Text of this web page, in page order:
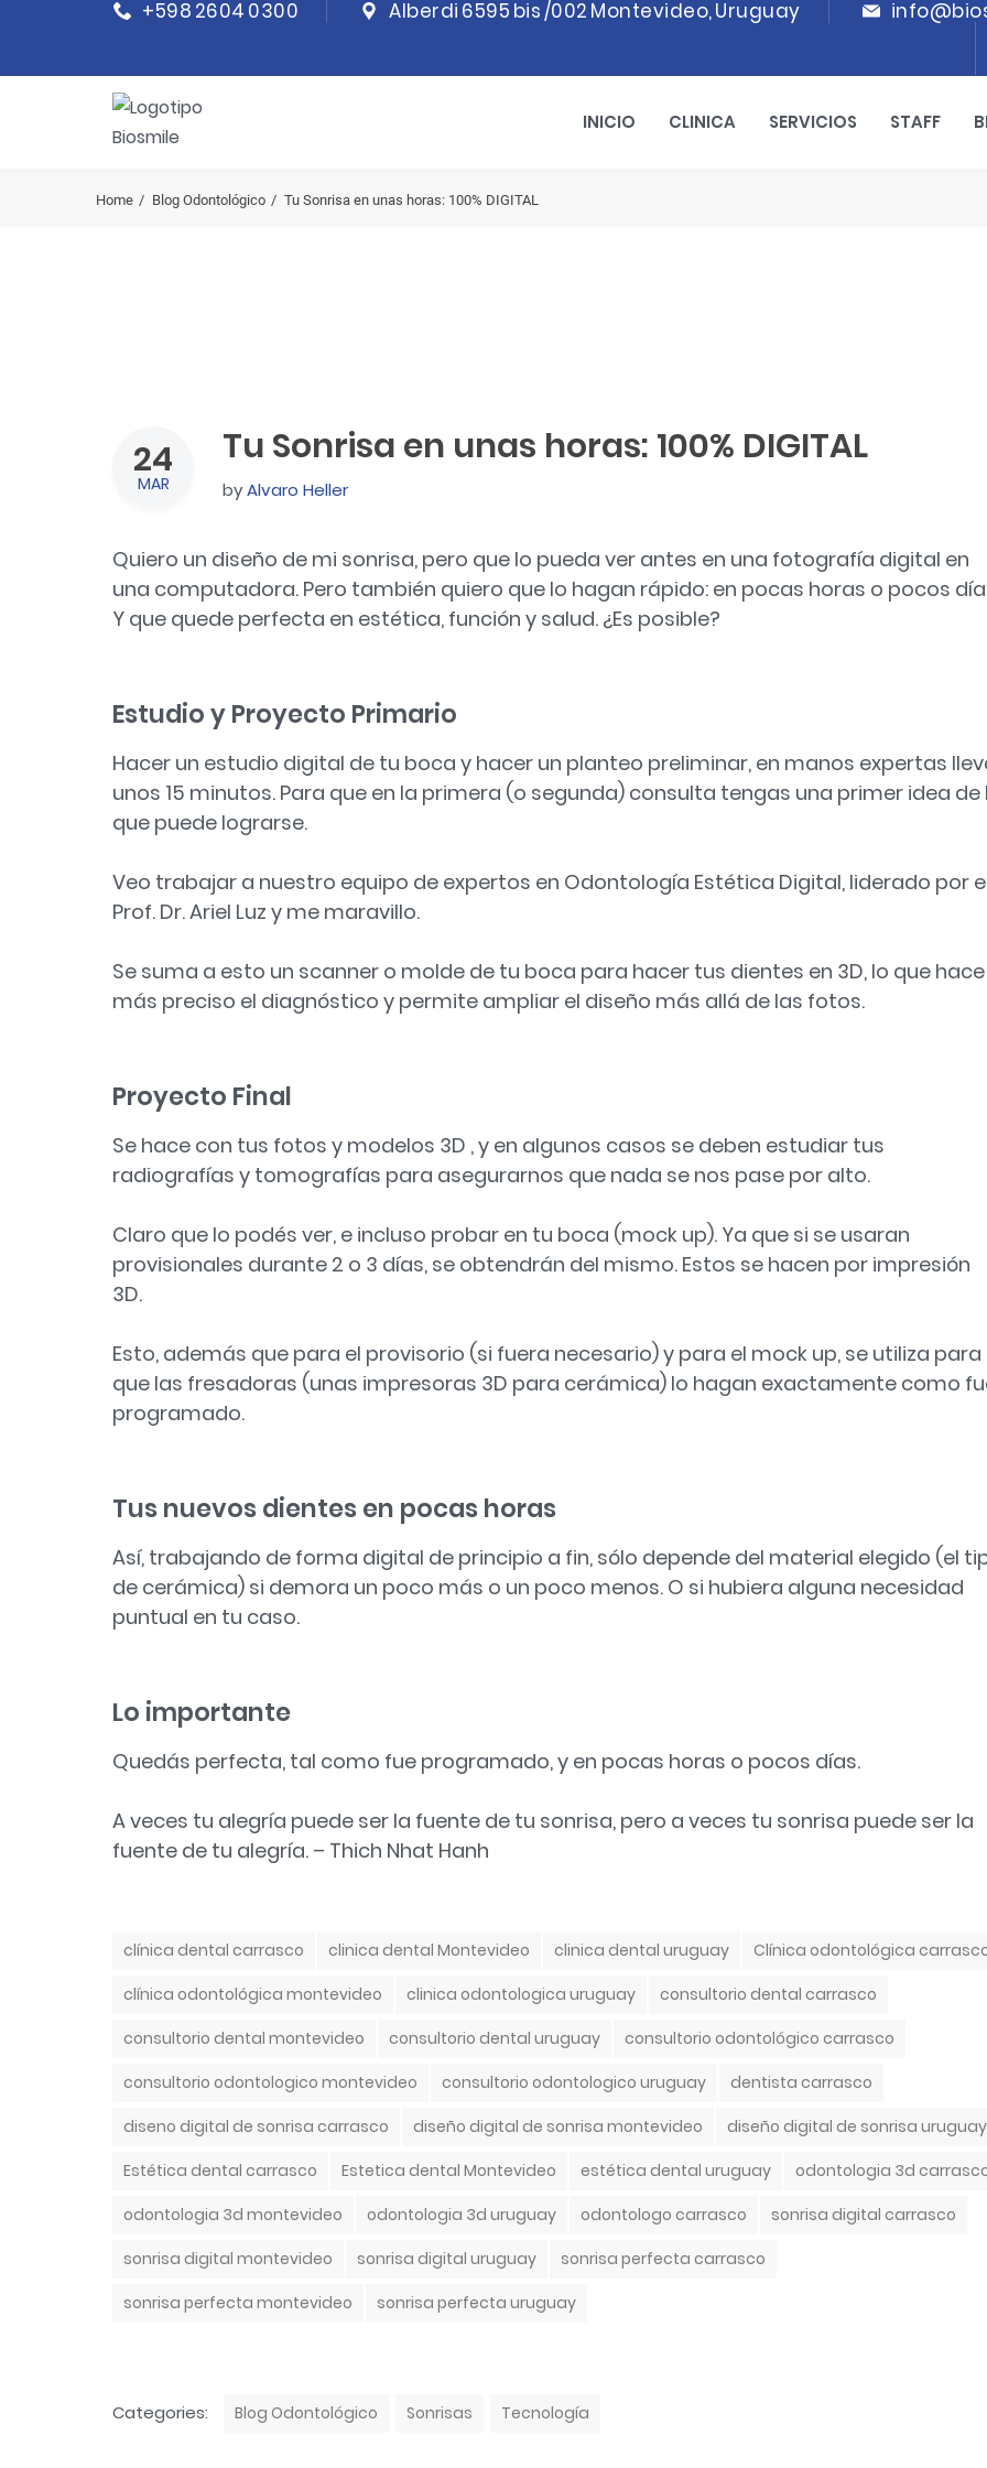
+598 2604 0300 Alberdi 6595 bis /002 Montevideo, Uruguay
INICIO CLINICA SERVICIOS STAFF
Home Blog Odontológico Tu Sonrisa en unas horas: 100% DIGITAL
24
MAR
Tu Sonrisa en unas horas: 100% DIGITAL
byAlvaro Heller
Quiero un diseño de mi sonrisa, pero que lo pueda ver antes en una fotografía digital en
una computadora. Pero también quiero que lo hagan rápido: en pocas horas o pocos
Y que quede perfecta en estética, función y salud. ¿Es posible?
Estudio y Proyecto Primario
Hacer un estudio digital de tu boca y hacer un planteo preliminar, en manos expertas
unos 15 minutos. Para que en la primera (o segunda) consulta tengas una primer idea de
que puede lograrse.
Veo trabajar a nuestro equipo de expertos en Odontología Estética Digital, liderado por
Prof. Dr. Ariel Luz y me maravillo.
Se suma a esto un scanner o molde de tu boca para hacer tus dientes en 3D, lo que hace
más preciso el diagnóstico y permite ampliar el diseño más allá de las fotos.
Proyecto Final
Se hace con tus fotos y modelos 3D , y en algunos casos se deben estudiar tus
radiografías y tomografías para asegurarnos que nada se nos pase por alto.
Claro que lo podés ver, e incluso probar en tu boca (mock up). Ya que si se usaran
provisionales durante 2 o 3 días, se obtendrán del mismo. Estos se hacen por impresión
3D.
Esto, además que para el provisorio (si fuera necesario) y para el mock up, se utiliza para
que las fresadoras (unas impresoras 3D para cerámica) lo hagan exactamente como
programado.
Tus nuevos dientes en pocas horas
Así, trabajando de forma digital de principio a fin, sólo depende del material elegido (el
de cerámica) si demora un poco más o un poco menos. O si hubiera alguna necesidad
puntual en tu caso.
Lo importante
Quedás perfecta, tal como fue programado, y en pocas horas o pocos días.
A veces tu alegría puede ser la fuente de tu sonrisa, pero a veces tu sonrisa puede ser la
fuente de tu alegría. – Thich Nhat Hanh
clínica dental carrasco clinica dental Montevideo clinica dental uruguay
Clínica odontológica
clínica odontológica montevideo
clinica odontologica uruguay
consultorio dental carrasco
consultorio dental montevideo
consultorio dental uruguay
consultorio odontológico carrasco
consultorio odontologico montevideo
consultorio odontologico uruguay
dentista carrasco
diseno digital de sonrisa carrasco
diseño digital de sonrisa montevideo
diseño digital de sonrisa uruguay
Estética dental carrasco
Estetica dental Montevideo estética dental uruguay
odontologia 3d
odontologia 3d montevideo
odontologia 3d uruguay odontologo carrasco
sonrisa digital carrasco
sonrisa digital montevideo
sonrisa digital uruguay
sonrisa perfecta carrasco
sonrisa perfecta montevideo
sonrisa perfecta uruguay
Categories:
CBlog Odontológico Sonrisas Tecnología